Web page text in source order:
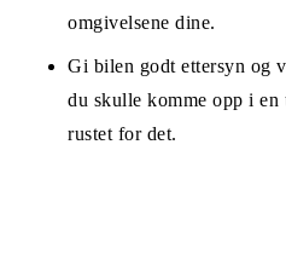
omgivelsene dine.
Gi bilen godt ettersyn og
du skulle komme opp i
rustet for det.